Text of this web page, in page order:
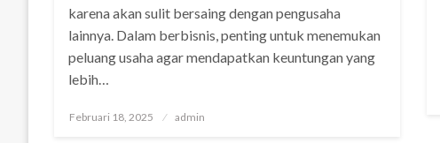
karena akan sulit bersaing dengan pengusaha
lainnya. Dalam berbisnis, penting untuk menemukan
peluang usaha agar mendapatkan keuntungan yang
lebih…
Posted
Februari 18, 2025 admin